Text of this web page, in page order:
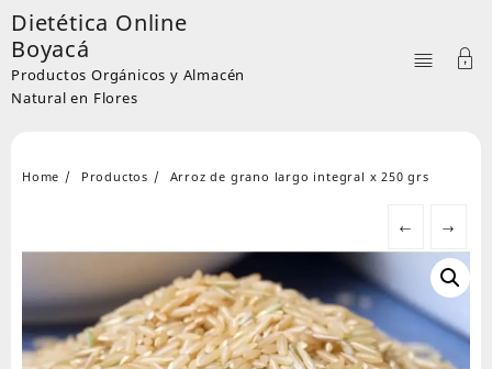
Skip
to
content
Dietética Online
Boyacá
Productos Orgánicos y Almacén
Natural en Flores
Home Productos Arroz de grano largo integral x 250 grs
← →